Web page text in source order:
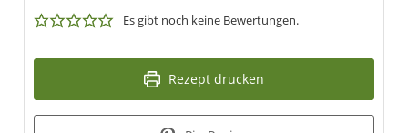
Es gibt noch keine Bewertungen.
Rezept drucken